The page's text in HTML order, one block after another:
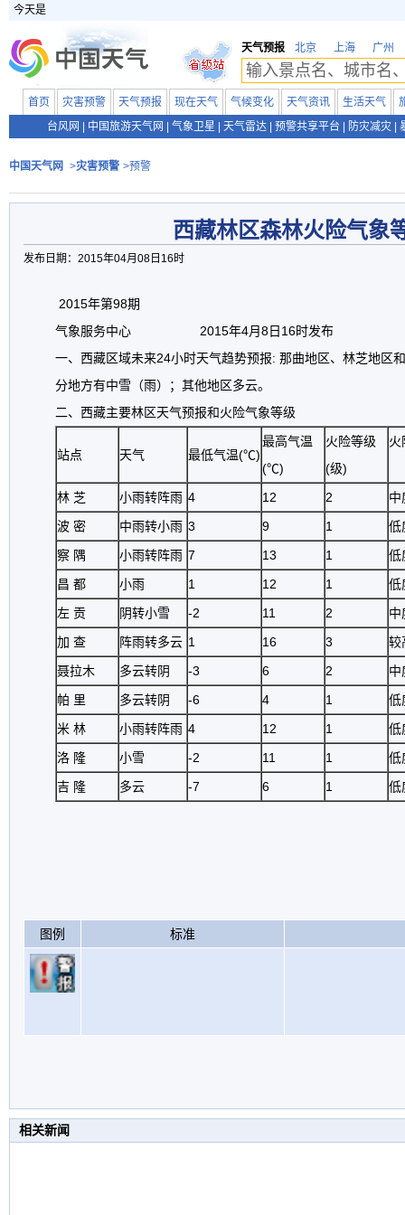
今天是
天气预报 北京 上海 广州
首页 灾害预警 天气预报 现在天气 气候变化 天气资讯 生活天气
台风网
中国旅游天气网 气象卫星 天气雷达 预警共享平台 防灾减灾
中国天气网 >灾害预警 >预警
西藏林区森林火险气象
发布日期：2015年04月08日16时
2015年第98期
气象服务中心 2015年4月8日16时发布
一、西藏区域未来24小时天气趋势预报: 那曲地区、林芝地区
分地方有中雪（雨）；其他地区多云。
二、西藏主要林区天气预报和火险气象等级
站点 天气 最低气温(℃)
最高气温
(℃)
火险等级
(级)
火
林 芝 小雨转阵雨 4 12 2
中
波 密
中雨转小雨 3 9 1
低
察 隅
小雨转阵雨 7 13 1
低
昌 都
小雨 1 12 1
低
左 贡
阴转小雪 -2 11 2
中
加 查
阵雨转多云 1 16 3
较
聂拉木
多云转阴 -3 6 2
中
帕 里
多云转阴 -6 4 1
低
米 林
小雨转阵雨 4 12 1
低
洛 隆
小雪 -2 11 1
低
吉 隆
多云 -7 6 1 低
图例 标准
相关新闻